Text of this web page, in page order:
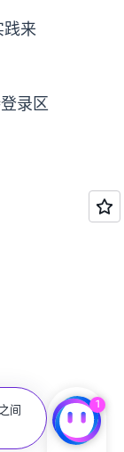
践来
录区
间
1